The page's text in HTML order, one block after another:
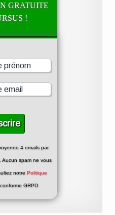
GRATUITE
!
4 emails par
Aucun spam ne vous
notre Politique
conforme GRPD